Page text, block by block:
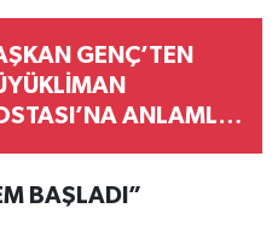
GENÇ’TEN
ANLAMLI
BAŞLADI”